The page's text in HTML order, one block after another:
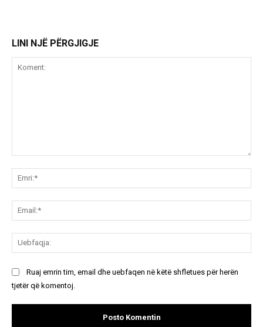
LINI NJË PËRGJIGJE
Ruaj emrin tim, email dhe uebfaqen në këtë shfletues për herën
tjetër që komentoj.